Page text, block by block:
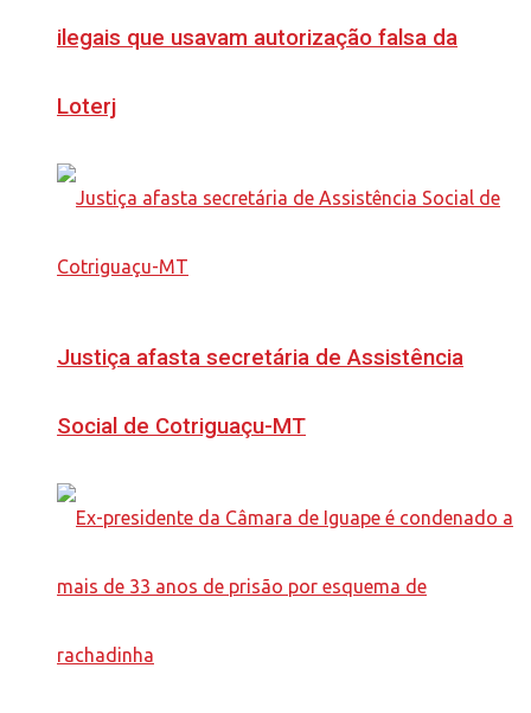
ilegais que usavam autorização falsa da
Loterj
Justiça afasta secretária de Assistência
Social de Cotriguaçu-MT